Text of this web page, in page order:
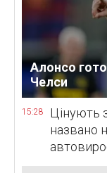
Алонсо
Челси
15:28
Цінують
названо